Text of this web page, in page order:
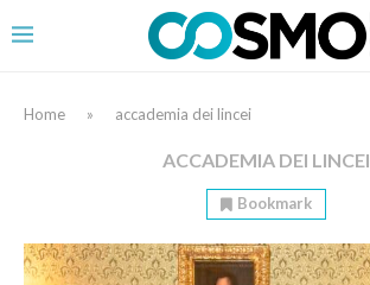
Home » accademia dei lincei
ACCADEMIA DEI LINCEI
Bookmark